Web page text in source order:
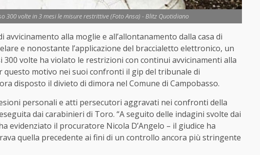
300 volte in 3 mesi le misure restrittive (Foto Ansa) - Blitz Quotidiano
alla moglie e all’allontanamento dalla casa di
e nonostante l’applicazione del braccialetto elettronico, un
300 volte ha violato le restrizioni con continui avvicinamenti alla
questo motivo nei suoi confronti il gip del tribunale di
disposto il divieto di dimora nel Comune di Campobasso.
personali e atti persecutori aggravati nei confronti della
dai carabinieri di Toro. “A seguito delle indagini svolte dai
evidenziato il procuratore Nicola D’Angelo – il giudice ha
quella precedente ai fini di un controllo ancora più stringente